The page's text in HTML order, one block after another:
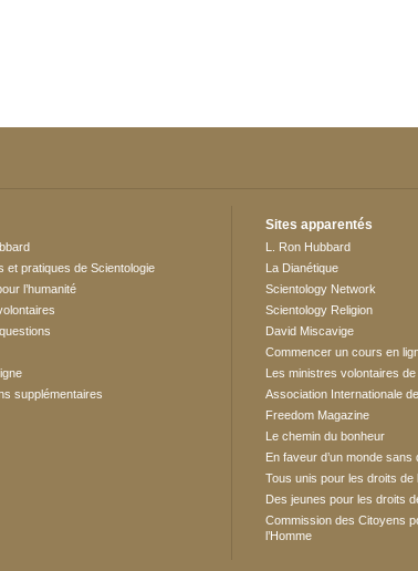
et pratiques de Scientologie
l’humanité
supplémentaires
Sites apparentés
L. Ron Hubbard
La Dianétique
Scientology Network
Scientology Religion
David Miscavige
Commencer un cours en
Les ministres volontaires
Association Internationale
Freedom Magazine
Le chemin du bonheur
En faveur d’un monde sans
Tous unis pour les droits de
Des jeunes pour les droits
Commission des Citoyens
l’Homme